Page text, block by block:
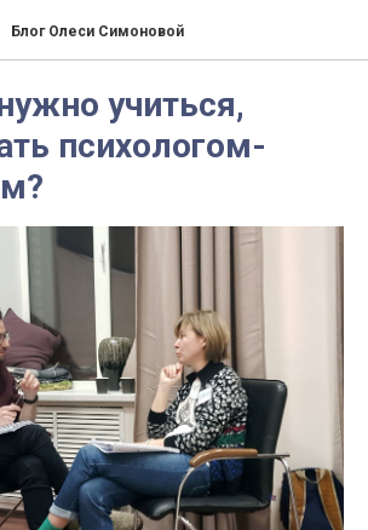
Блог Олеси Симоновой
учиться,
психологом-